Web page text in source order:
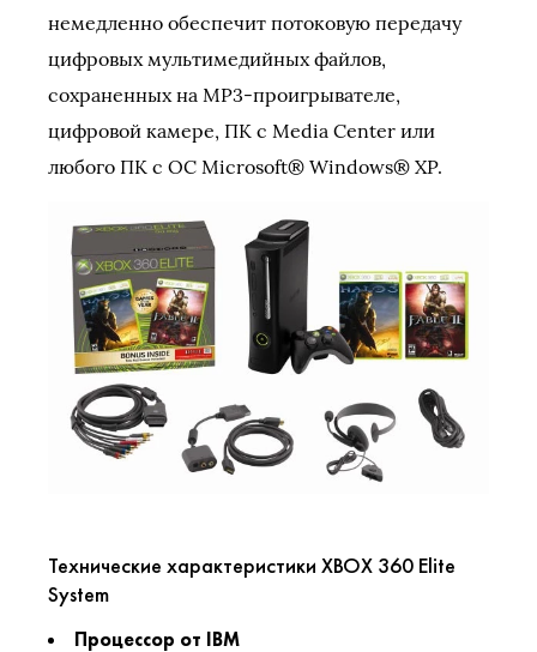
немедленно обеспечит потоковую передачу
цифровых мультимедийных файлов,
сохраненных на MP3-проигрывателе,
цифровой камере, ПК с Media Center или
любого ПК с ОС Microsoft® Windows® XP.
Технические характеристики XBOX 360 Elite
System
Процессор от IBM